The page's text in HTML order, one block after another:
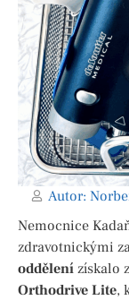
Autor:
Nemocnice
zdravotnickými
oddělení získalo
Orthodrive Lite,